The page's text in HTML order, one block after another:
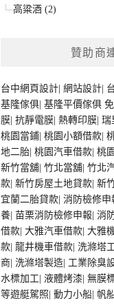
高粱酒 (2)
贊助商
台中網頁設計 |網站設計
基隆傢俱 |基隆平價傢俱
膜 |抗靜電膜 |熱轉印膜 |瑞
桃園當鋪 |桃園小額借款 |
地二胎 |桃園汽車借款 |桃
新竹當舖 |竹北當舖 |竹北
款 |新竹房屋土地貸款 |新
宜蘭二胎貸款 |消防檢修申
養 |苗栗消防檢修申報 |消
借款 |大雅汽車借款 |大雅
款 |龍井機車借款 洗滌塔
商 洗滌塔製造 工業除臭
水標加工 |液體烤漆 |無膜
等遊艇駕照 |動力小船 帆